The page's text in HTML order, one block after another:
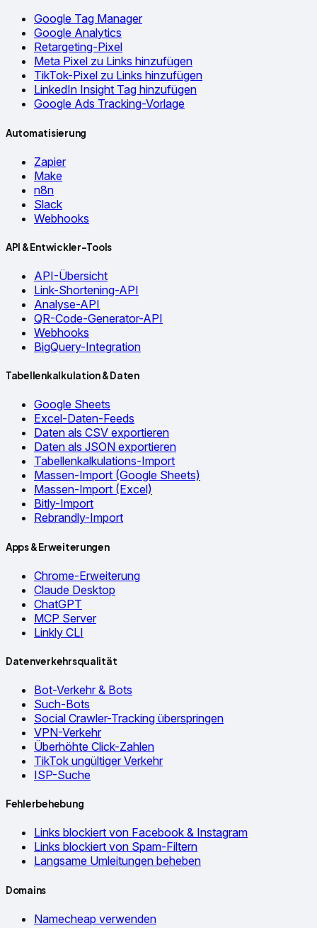
Google Tag Manager
Google Analytics
Retargeting-Pixel
Meta Pixel zu Links hinzufügen
TikTok-Pixel zu Links hinzufügen
LinkedIn Insight Tag hinzufügen
Google Ads Tracking-Vorlage
Automatisierung
Zapier
Make
n8n
Slack
Webhooks
API & Entwickler-Tools
API-Übersicht
Link-Shortening-API
Analyse-API
QR-Code-Generator-API
Webhooks
BigQuery-Integration
Tabellenkalkulation & Daten
Google Sheets
Excel-Daten-Feeds
Daten als CSV exportieren
Daten als JSON exportieren
Tabellenkalkulations-Import
Massen-Import (Google Sheets)
Massen-Import (Excel)
Bitly-Import
Rebrandly-Import
Apps & Erweiterungen
Chrome-Erweiterung
Claude Desktop
ChatGPT
MCP Server
Linkly CLI
Datenverkehrsqualität
Bot-Verkehr & Bots
Such-Bots
Social Crawler-Tracking überspringen
VPN-Verkehr
Überhöhte Click-Zahlen
TikTok ungültiger Verkehr
ISP-Suche
Fehlerbehebung
Links blockiert von Facebook & Instagram
Links blockiert von Spam-Filtern
Langsame Umleitungen beheben
Domains
Namecheap verwenden